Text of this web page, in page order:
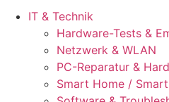
IT & Technik
Hardware-Tests &
Netzwerk & WLAN
PC-Reparatur &
Smart Home /